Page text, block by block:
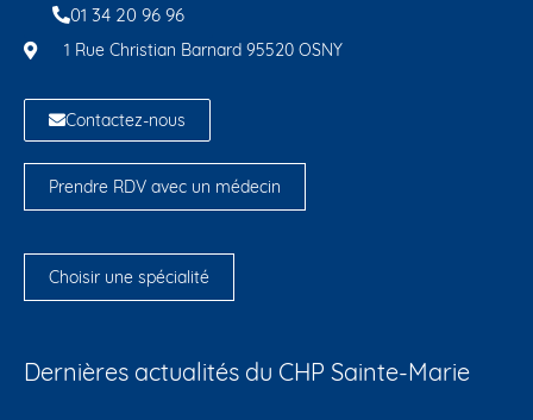
01 34 20 96 96
1 Rue Christian Barnard 95520 OSNY
Contactez-nous
Prendre RDV avec un médecin
Choisir une spécialité
Dernières actualités du CHP Sainte-Marie